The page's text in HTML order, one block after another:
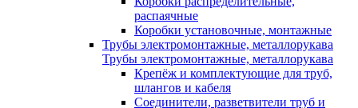
распаячные
Коробки установочные, монтажные
Трубы электромонтажные, металлорукава
Трубы электромонтажные, металлорукава
Крепёж и комплектующие для труб,
шлангов и кабеля
Соединители, разветвители труб и